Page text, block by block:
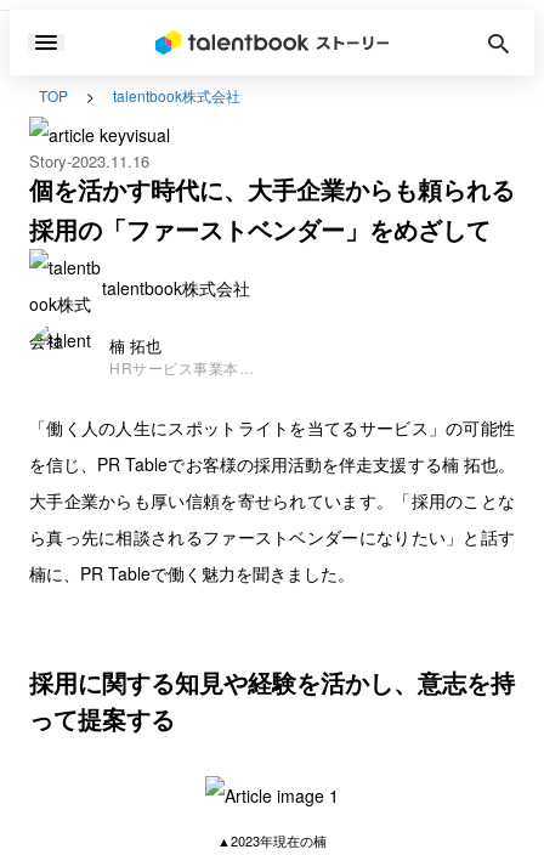
TOP talentbook株式会社
Story 2023.11.16
個を活かす時代に、大手企業からも頼られる
採用の「ファーストベンダー」をめざして
talentbook株式会社
楠 拓也
HRサービス事業本部
ント
「働く人の人生にスポットライトを当てるサービス」の可能性
を信じ、PR Tableでお客様の採用活動を伴走支援する楠 拓也。
大手企業からも厚い信頼を寄せられています。「採用のことな
ら真っ先に相談されるファーストベンダーになりたい」と話す
楠に、PR Tableで働く魅力を聞きました。
採用に関する知見や経験を活かし、意志を持
って提案する
▲2023年現在の楠